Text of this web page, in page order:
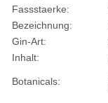
Fassstaerke:
Bezeichnung:
Gin-Art:
Inhalt:
Botanicals: